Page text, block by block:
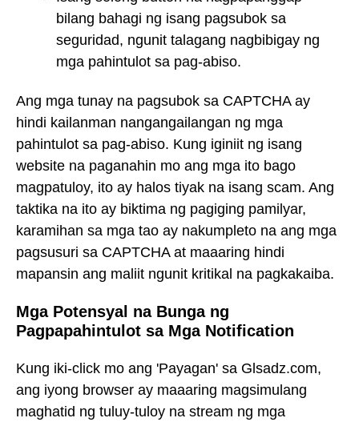
bilang bahagi ng isang pagsubok sa
seguridad, ngunit talagang nagbibigay ng
mga pahintulot sa pag-abiso.
Ang mga tunay na pagsubok sa CAPTCHA ay
hindi kailanman nangangailangan ng mga
pahintulot sa pag-abiso. Kung iginiit ng isang
website na paganahin mo ang mga ito bago
magpatuloy, ito ay halos tiyak na isang scam. Ang
taktika na ito ay biktima ng pagiging pamilyar,
karamihan sa mga tao ay nakumpleto na ang mga
pagsusuri sa CAPTCHA at maaaring hindi
mapansin ang maliit ngunit kritikal na pagkakaiba.
Mga Potensyal na Bunga ng
Pagpapahintulot sa Mga Notification
Kung iki-click mo ang 'Payagan' sa Glsadz.com,
ang iyong browser ay maaaring magsimulang
maghatid ng tuluy-tuloy na stream ng mga